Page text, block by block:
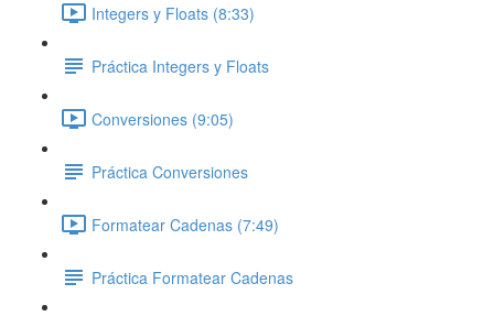
Integers y Floats (8:33)
Práctica Integers y Floats
Conversiones (9:05)
Práctica Conversiones
Formatear Cadenas (7:49)
Práctica Formatear Cadenas